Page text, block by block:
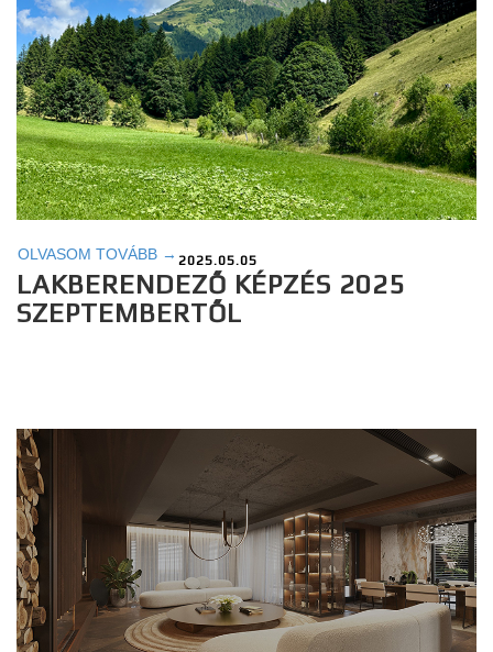
OLVASOM TOVÁBB → 2025.05.05
LAKBERENDEZŐ KÉPZÉS 2025
SZEPTEMBERTŐL